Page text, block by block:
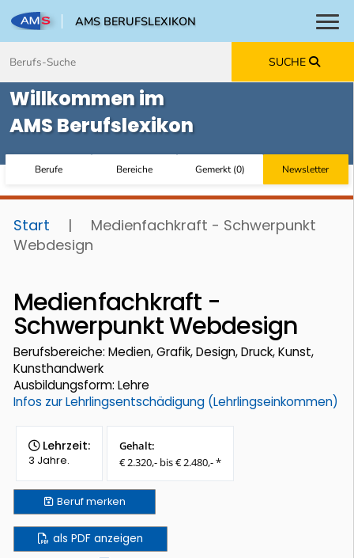
AMS BERUFSLEXIKON
SUCHE
Willkommen im
AMS Berufslexikon
Berufe Bereiche Gemerkt(0) Newsletter
Start |
Medienfachkraft - Schwerpunkt
Webdesign
Medienfachkraft -
Schwerpunkt Webdesign
Berufsbereiche: Medien, Grafik, Design, Druck, Kunst,
Kunsthandwerk
Ausbildungsform: Lehre
Infos zur Lehrlingsentschädigung (Lehrlingseinkommen)
Lehrzeit:
3 Jahre.
Gehalt:
€ 2.320,- bis € 2.480,- *
Berufmerken
als PDF anzeigen